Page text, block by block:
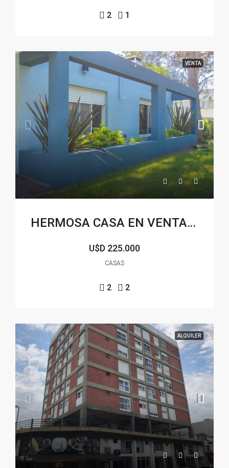
2 1
VENTA
HERMOSA CASA EN VENTA EN B° LAS DUNAS
U$D 225.000
CASAS
2 2
ALQUILER